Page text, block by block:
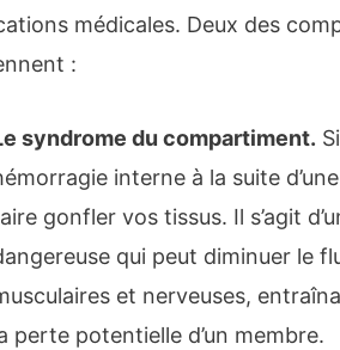
médicales. Deux des
:
syndrome du compartiment.
interne à la suite
gonfler vos tissus. Il s’agit
qui peut diminuer le
et nerveuses,
perte potentielle d’un membre.